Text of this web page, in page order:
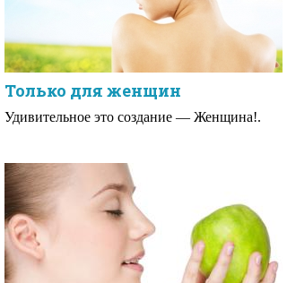
Только для женщин
Удивительное это создание — Женщина!.